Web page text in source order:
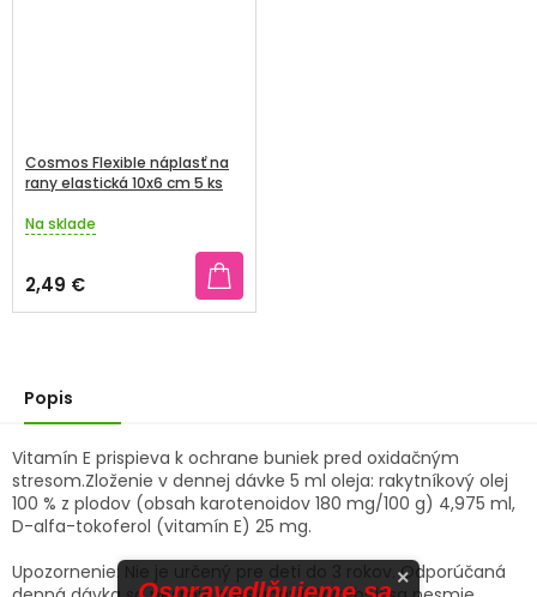
Cosmos Flexible náplasť na
rany elastická 10x6 cm 5 ks
Priemerné
produktu
je
5,0
hviezdičiek.
Na sklade
2,49 €
Popis
Vitamín E prispieva k ochrane buniek pred oxidačným
stresom.Zloženie v dennej dávke 5 ml oleja: rakytníkový olej
100 % z plodov (obsah karotenoidov 180 mg/100 g) 4,975 ml,
D-alfa-tokoferol (vitamín E) 25 mg.
Upozornenie: Nie je určený pre deti do 3 rokov. Odporúčaná
×